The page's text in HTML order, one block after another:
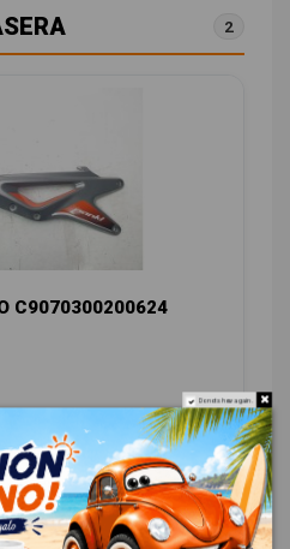
2
C9070300200624
Do not show again.